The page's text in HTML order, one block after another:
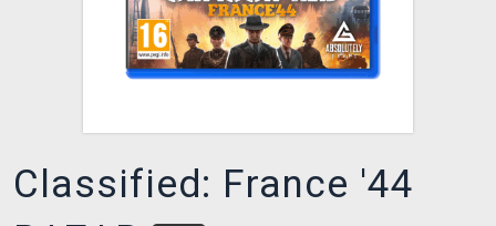
VÝKUP HER (BAZAR)
Classified: France '44